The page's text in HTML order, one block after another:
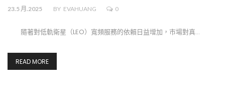
23.5 月.2025 BY EVAHUANG 0
隨著對低軌衛星（LEO）寬頻服務的依賴日益增加，市場對真…
READ MORE